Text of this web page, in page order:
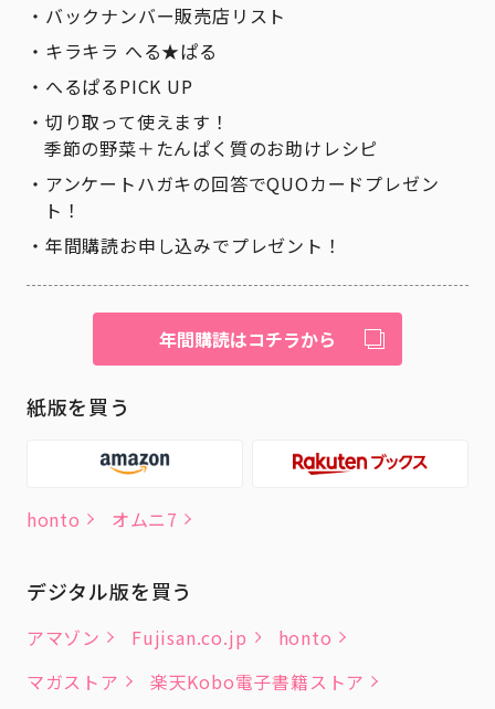
バックナンバー販売店リスト
キラキラ へる★ぱる
へるぱるPICK UP
切り取って使えます！
季節の野菜＋たんぱく質のお助けレシピ
アンケートハガキの回答でQUOカードプレゼン
ト！
年間購読お申し込みでプレゼント！
年間購読はコチラから
紙版を買う
honto オムニ7
デジタル版を買う
アマゾン Fujisan.co.jp
honto
マガストア
楽天Kobo電子書籍ストア